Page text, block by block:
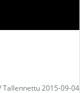
Tallennettu 2015-09-04